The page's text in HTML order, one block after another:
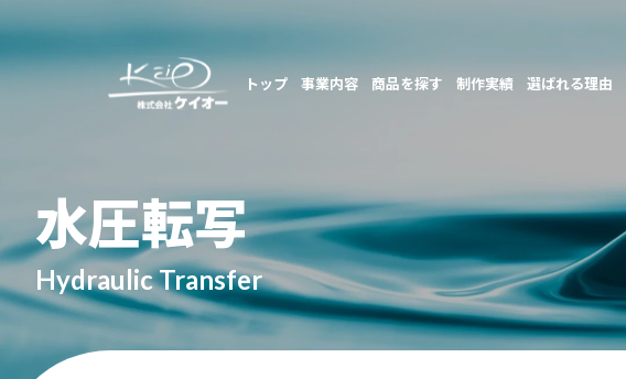
トップ 事業内容 商品を探す 制作実績 選ばれる理由
水圧転写
Hydraulic Transfer